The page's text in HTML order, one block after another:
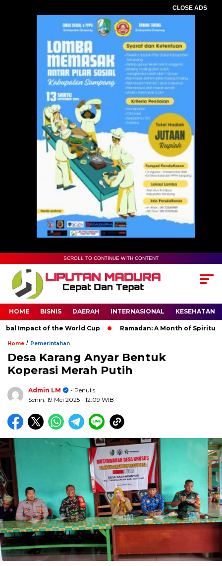
CLOSE ADS
SCROLL TO CONTINUE WITH CONTENT
HOME BISNIS DAERAH INTERNASIONAL KESEHATAN
Impact of the World Cup Ramadan: A Month of Spiritual
Home / Pemerintahan
Desa Karang Anyar Bentuk
Koperasi Merah Putih
Admin LM
- Penulis
Senin, 19 Mei 2025 - 12:09 WIB